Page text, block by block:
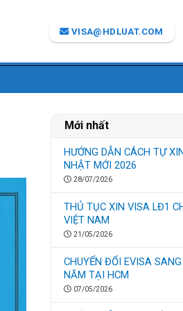
VISA@HDLUAT.COM
Mới nhất
HƯỚNG DẪN CÁCH TỰ
NHẬT MỚI 2026
28/07/2026
THỦ TỤC XIN VISA LĐ1
VIỆT NAM
21/05/2026
CHUYỂN ĐỔI EVISA
NĂM TẠI HCM
07/05/2026